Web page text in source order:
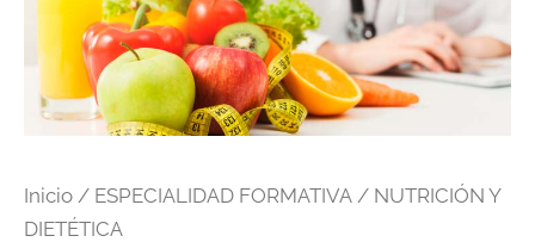
Inicio / ESPECIALIDAD FORMATIVA / NUTRICIÓN Y
DIETÉTICA